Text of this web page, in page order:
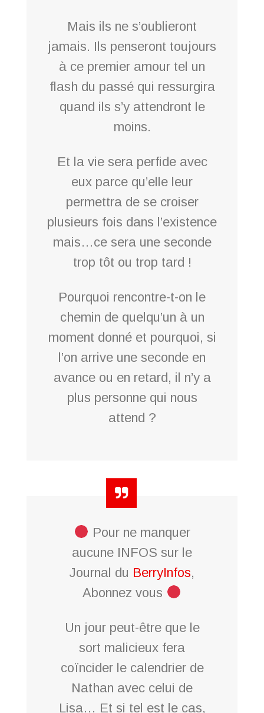
Mais ils ne s’oublieront
jamais. Ils penseront toujours
à ce premier amour tel un
flash du passé qui ressurgira
quand ils s’y attendront le
moins.
Et la vie sera perfide avec
eux parce qu’elle leur
permettra de se croiser
plusieurs fois dans l’existence
mais…ce sera une seconde
trop tôt ou trop tard !
Pourquoi rencontre-t-on le
chemin de quelqu’un à un
moment donné et pourquoi, si
l’on arrive une seconde en
avance ou en retard, il n’y a
plus personne qui nous
attend ?
Pour ne manquer
aucune INFOS sur le
Journal du BerryInfos,
Abonnez vous
Un jour peut-être que le
sort malicieux fera
coïncider le calendrier de
Nathan avec celui de
Lisa… Et si tel est le cas,